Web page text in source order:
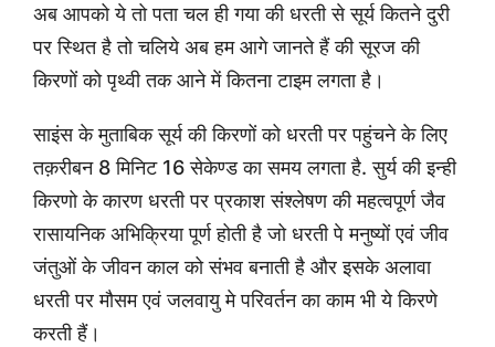
अब आपको ये तो पता चल ही गया की धरती से सूर्य कितने दुरी
पर स्थित है तो चलिये अब हम आगे जानते हैं की सूरज की
किरणों को पृथ्वी तक आने में कितना टाइम लगता है।
साइंस के मुताबिक सूर्य की किरणों को धरती पर पहुंचने के लिए
तक़रीबन 8 मिनिट 16 सेकेण्ड का समय लगता है. सुर्य की इन्ही
किरणो के कारण धरती पर प्रकाश संश्लेषण की महत्वपूर्ण जैव
रासायनिक अभिक्रिया पूर्ण होती है जो धरती पे मनुष्यों एवं जीव
जंतुओं के जीवन काल को संभव बनाती है और इसके अलावा
धरती पर मौसम एवं जलवायु मे परिवर्तन का काम भी ये किरणे
करती हैं।